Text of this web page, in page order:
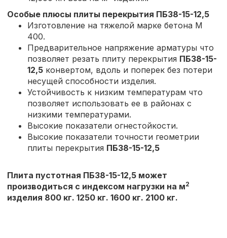
Особые плюсы плиты перекрытия ПБ38-15-12,5
Изготовление на тяжелой марке бетона М
400.
Предварительное напряжение арматуры что
позволяет резать плиту перекрытия ПБ38-15-
12,5 конвертом, вдоль и поперек без потери
несущей способности изделия.
Устойчивость к низким температурам что
позволяет использовать ее в районах с
низкими температурами.
Высокие показатели огнестойкости.
Высокие показатели точности геометрии
плиты перекрытия ПБ38-15-12,5
Плита пустотная ПБ38-15-12,5 может
производиться с индексом нагрузки на м2
изделия 800 кг. 1250 кг. 1600 кг. 2100 кг.